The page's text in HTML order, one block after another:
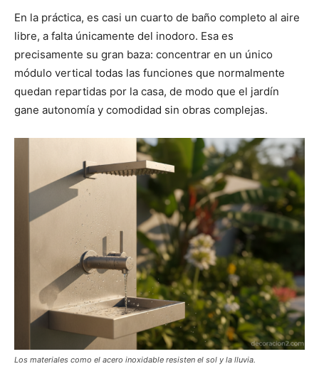
En la práctica, es casi un cuarto de baño completo al aire
libre, a falta únicamente del inodoro. Esa es
precisamente su gran baza: concentrar en un único
módulo vertical todas las funciones que normalmente
quedan repartidas por la casa, de modo que el jardín
gane autonomía y comodidad sin obras complejas.
Los materiales como el acero inoxidable resisten el sol y la lluvia.